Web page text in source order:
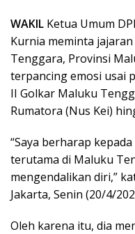
WAKIL Ketua Umum
Kurnia meminta
Tenggara, Provinsi
terpancing emosi usai
II Golkar Maluku
Rumatora (Nus Kei)
“Saya berharap
terutama di Maluku
mengendalikan diri,”
Jakarta, Senin (20/4/
Oleh karena itu, dia